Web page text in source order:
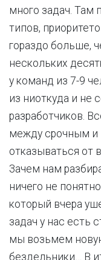
много задач. Там
типов,
гораздо больше,
нескольких
у команд из 7-9
из ниоткуда и не
разработчиков.
между срочным
отказываться от
Зачем нам
ничего не
который вчера
задач у нас есть
мы возьмем
бездельники… В